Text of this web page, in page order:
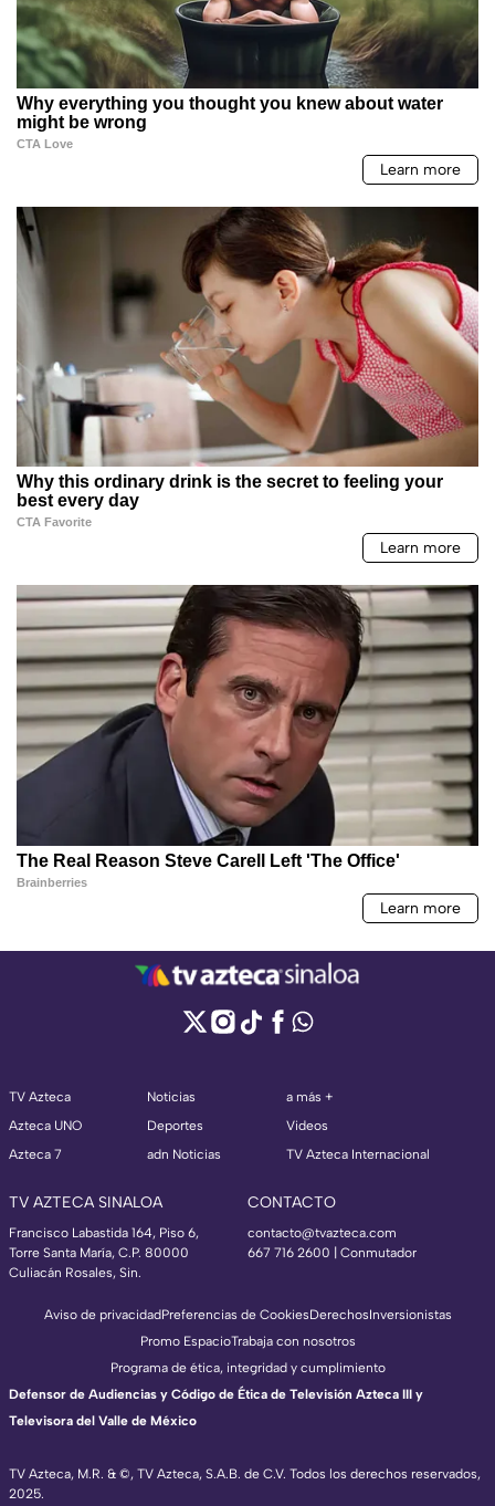
TV Azteca
Azteca UNO
Azteca 7
Noticias
Deportes
adn Noticias
a más +
Videos
TV Azteca Internacional
TV AZTECA SINALOA
Francisco Labastida 164, Piso 6,
Torre Santa María, C.P. 80000
Culiacán Rosales, Sin.
CONTACTO
contacto@tvazteca.com
667 716 2600 | Conmutador
TV Azteca, M.R. & ©, TV Azteca, S.A.B. de C.V. Todos los derechos reservados,
2025.
Aviso de privacidadPreferencias de CookiesDerechosInversionistas
Promo EspacioTrabaja con nosotros
Programa de ética, integridad y cumplimiento
Defensor de Audiencias y Código de Ética de Televisión Azteca III y
Televisora del Valle de México